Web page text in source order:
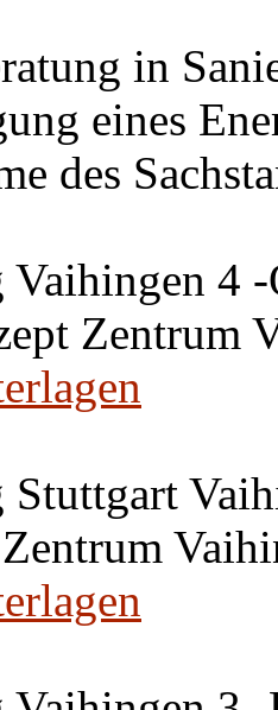
in
eines
des
Vaihingen 4
Zentrum
Stuttgart